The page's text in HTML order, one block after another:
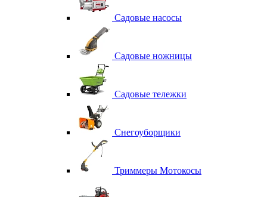
Садовые насосы
Садовые ножницы
Садовые тележки
Снегоуборщики
Триммеры Мотокосы